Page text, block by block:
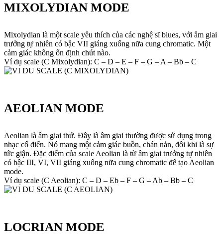
MIXOLYDIAN MODE
Mixolydian là một scale yêu thích của các nghệ sĩ blues, với âm giai
trưởng tự nhiên có bậc VII giáng xuống nữa cung chromatic. Một
cảm giác không ổn định chút nào.
Ví dụ scale (C Mixolydian): C – D – E – F – G – A – Bb – C
AEOLIAN MODE
Aeolian là âm giai thứ. Đây là âm giai thường được sử dụng trong
nhạc cổ điển. Nó mang một cảm giác buồn, chán nản, đôi khi là sự
tức giận. Đặc điểm của scale Aeolian là từ âm giai trưởng tự nhiên
có bậc III, VI, VII giáng xuống nữa cung chromatic để tạo Aeolian
mode.
Ví dụ scale (C Aeolian): C – D – Eb – F – G – Ab – Bb – C
LOCRIAN MODE